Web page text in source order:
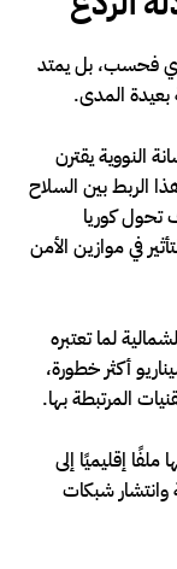
فحسب، بل يمتد
بعيدة المدى.
النووية يقترن
الربط بين السلاح
تحول كوريا
في موازين الأمن
لما تعتبره
أكثر خطورة،
المرتبطة بها.
إقليميًا إلى
شبكات